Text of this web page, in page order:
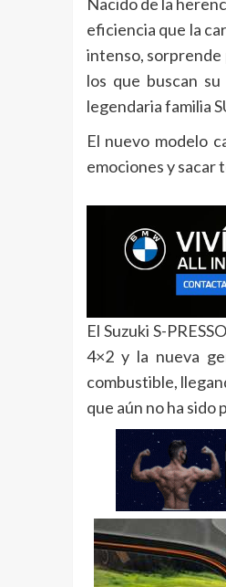
eficiencia que la
intenso, sorprende
los que buscan
legendaria familia
El nuevo modelo
emociones y sacar
El Suzuki S-
4×2 y la nueva
combustible,
que aún no ha sido